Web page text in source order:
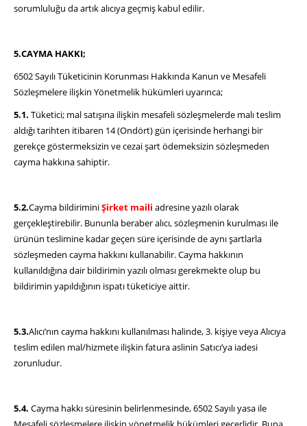
sorumluluğu da artık alıcıya geçmiş kabul edilir.
5.CAYMA HAKKI;
6502 Sayılı Tüketicinin Korunması Hakkında Kanun ve Mesafeli
Sözleşmelere ilişkin Yönetmelik hükümleri uyarınca;
5.1. Tüketici; mal satışına ilişkin mesafeli sözleşmelerde malı teslim
aldığı tarihten itibaren 14 (Ondört) gün içerisinde herhangi bir
gerekçe göstermeksizin ve cezai şart ödemeksizin sözleşmeden
cayma hakkına sahiptir.
5.2.Cayma bildiriminiŞirket maili adresine yazılı olarak
gerçekleştirebilir. Bununla beraber alıcı, sözleşmenin kurulması ile
ürünün teslimine kadar geçen süre içerisinde de aynı şartlarla
sözleşmeden cayma hakkını kullanabilir. Cayma hakkının
kullanıldığına dair bildirimin yazılı olması gerekmekte olup bu
bildirimin yapıldığının ispatı tüketiciye aittir.
5.3.Alıcı’nın cayma hakkını kullanılması halinde, 3. kişiye veya Alıcıya
teslim edilen mal/hizmete ilişkin fatura aslinin Satıcı’ya iadesi
zorunludur.
5.4. Cayma hakkı süresinin belirlenmesinde, 6502 Sayılı yasa ile